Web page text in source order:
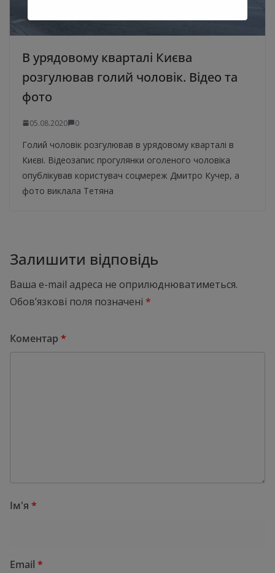
В урядовому кварталі Києва
розгулював голий чоловік. Відео та
фото
05.08.2020 0
Голий чоловік розгулював в урядовому кварталі в
Києві. Відеозапис прогулянки оголеного чоловіка
опублікував користувач соцмереж Дмитро Кучер, а
фото виклала Тетяна
Залишити відповідь
Ваша e-mail адреса не оприлюднюватиметься.
Обов’язкові поля позначені *
Коментар *
Ім'я *
Email *